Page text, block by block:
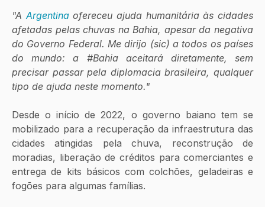
"A Argentina ofereceu ajuda humanitária às cidades
afetadas pelas chuvas na Bahia, apesar da negativa
do Governo Federal. Me dirijo (sic) a todos os países
do mundo: a #Bahia aceitará diretamente, sem
precisar passar pela diplomacia brasileira, qualquer
tipo de ajuda neste momento."
Desde o início de 2022, o governo baiano tem se
mobilizado para a recuperação da infraestrutura das
cidades atingidas pela chuva, reconstrução de
moradias, liberação de créditos para comerciantes e
entrega de kits básicos com colchões, geladeiras e
fogões para algumas famílias.